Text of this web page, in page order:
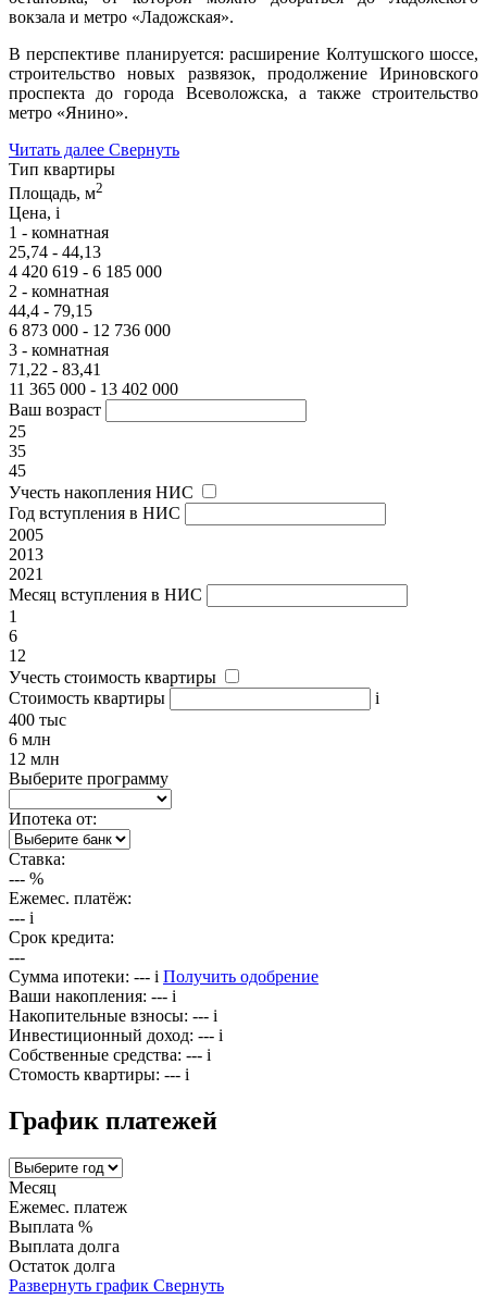
вокзала и метро «Ладожская».
В перспективе планируется: расширение Колтушского шоссе,
строительство новых развязок, продолжение Ириновского
проспекта до города Всеволожска, а также строительство
метро «Янино».
Читать далее Свернуть
Тип квартиры
Площадь, м2
Цена, i
1 - комнатная
25,74 - 44,13
4 420 619 - 6 185 000
2 - комнатная
44,4 - 79,15
6 873 000 - 12 736 000
3 - комнатная
71,22 - 83,41
11 365 000 - 13 402 000
Ваш возраст
25
35
45
Учесть накопления НИС
Год вступления в НИС
2005
2013
2021
Месяц вступления в НИС
1
6
12
Учесть стоимость квартиры
Стоимость квартиры
i
400 тыс
6 млн
12 млн
Выберите программу
Ипотека от:
Ставка:
--- %
Ежемес. платёж:
--- i
Срок кредита:
---
Сумма ипотеки: --- i Получить одобрение
Ваши накопления: --- i
Накопительные взносы: --- i
Инвестиционный доход: --- i
Собственные средства: --- i
Стомость квартиры: --- i
График платежей
Месяц
Ежемес. платеж
Выплата %
Выплата долга
Остаток долга
Развернуть график Свернуть